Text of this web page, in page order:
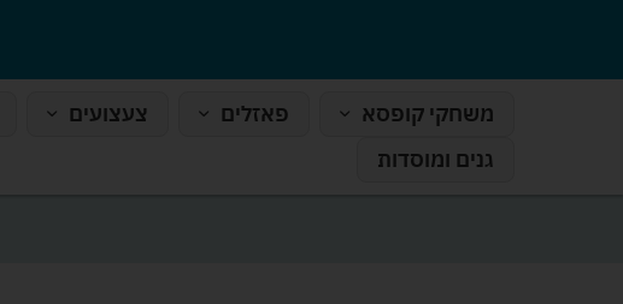
משחקי קופסא פאזלים צעצועים
גנים ומוסדות